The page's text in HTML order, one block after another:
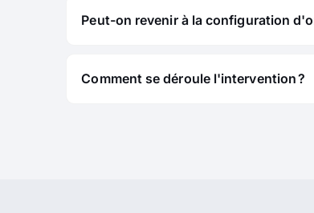
Peut-on revenir à la configuration
Comment se déroule l'intervention ?